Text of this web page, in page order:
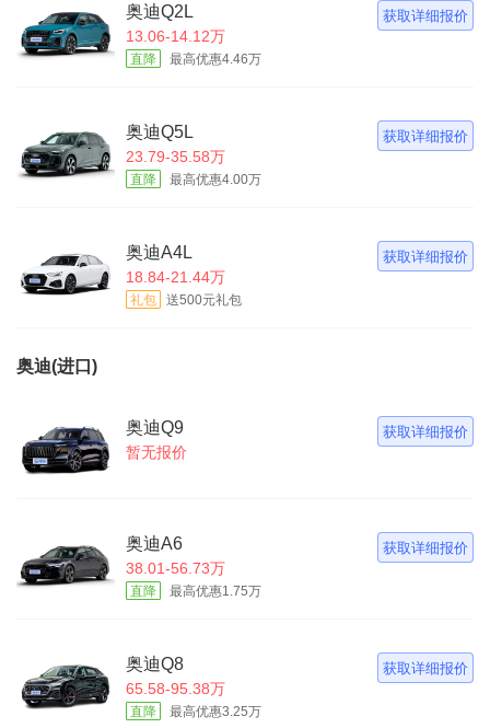
奥迪Q2L
13.06-14.12万
直降 最高优惠4.46万
获取详细报价
奥迪Q5L
23.79-35.58万
直降 最高优惠4.00万
获取详细报价
奥迪A4L
18.84-21.44万
礼包 送500元礼包
获取详细报价
奥迪(进口)
奥迪Q9
暂无报价
获取详细报价
奥迪A6
38.01-56.73万
直降 最高优惠1.75万
获取详细报价
奥迪Q8
65.58-95.38万
直降 最高优惠3.25万
获取详细报价